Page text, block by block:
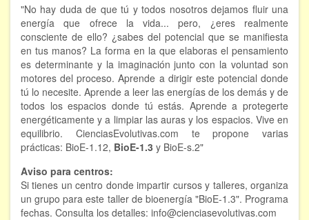
Bioenergía. Sanación energética
Relajación y autoprotección
DESCARGAS
"No hay duda de que tú y todos nosotros dejamos fluir una
energía que ofrece la vida... pero, ¿eres realmente
consciente de ello? ¿sabes del potencial que se manifiesta
en tus manos? La forma en la que elaboras el pensamiento
es determinante y la imaginación junto con la voluntad son
motores del proceso. Aprende a dirigir este potencial donde
tú lo necesite. Aprende a leer las energías de los demás y de
todos los espacios donde tú estás. Aprende a protegerte
energéticamente y a limpiar las auras y los espacios. Vive en
equilibrio. CienciasEvolutivas.com te propone varias
prácticas: BioE-1.12, BioE-1.3 y BioE-s.2"
Aviso para centros:
Si tienes un centro donde impartir cursos y talleres, organiza
un grupo para este taller de bioenergía "BioE-1.3". Programa
fechas. Consulta los detalles: info@cienciasevolutivas.com